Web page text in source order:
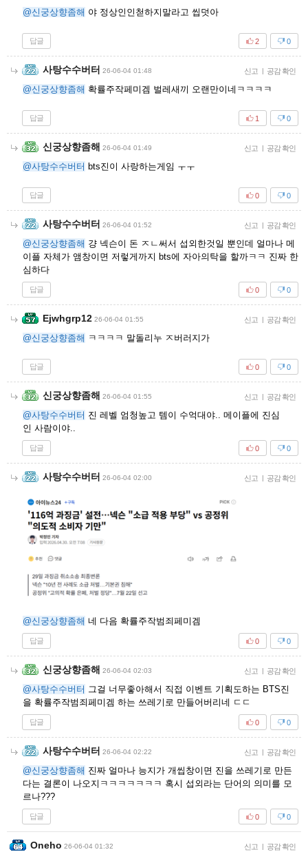
@신궁상향좀해 야 정상인인첟하지말라고 씹덧아
답글 0
2
사탕수수버터 26-06-04 01:48 신고 | 공감 확인
@신궁상향좀해 확률주작페미겜 벌레새끼 오랜만이네ㅋㅋㅋㅋ
답글 0
1
신궁상향좀해 26-06-04 01:49 신고 | 공감 확인
@사탕수수버터 bts진이 사랑하는게임 ㅜㅜ
답글 0
0
사탕수수버터 26-06-04 01:52 신고 | 공감 확인
@신궁상향좀해 걍 넥슨이 돈 ㅈㄴ써서 섭외한것일 뿐인데 얼마나 메
이플 자체가 앰창이면 저렇게까지 bts에 자아의탁을 할까ㅋㅋ 진짜 한
심하다
답글 0
0
Ejwhgrp12 26-06-04 01:55 신고 | 공감 확인
@신궁상향좀해 ㅋㅋㅋㅋ 말돌리누 ㅈ버러지가
답글 0
0
신궁상향좀해 26-06-04 01:55 신고 | 공감 확인
@사탕수수버터 진 레벨 엄청높고 템이 수억대야.. 메이플에 진심
인 사람이야..
답글 0
0
사탕수수버터 26-06-04 02:00 신고 | 공감 확인
@신궁상향좀해 네 다음 확률주작범죄페미겜
답글 0
0
신궁상향좀해 26-06-04 02:03 신고 | 공감 확인
@사탕수수버터 그걸 너무좋아해서 직접 이벤트 기획도하는 BTS진
을 확률주작범죄페미겜 하는 쓰레기로 만들어버리네 ㄷㄷ
답글 0
0
사탕수수버터 26-06-04 02:22 신고 | 공감 확인
@신궁상향좀해 진짜 얼마나 능지가 개씹창이면 진을 쓰레기로 만든
다는 결론이 나오지ㅋㅋㅋㅋㅋㅋㅋ 혹시 섭외라는 단어의 의미를 모
르나???
답글 0
0
Oneho 26-06-04 01:32 신고 | 공감 확인